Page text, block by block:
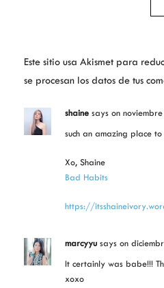
Este sitio usa Akismet para
se procesan los datos de tus
shaine says on
such an amazing place
Xo, Shaine
Bad Habits
https://
marcyyu says on
It certainly was babe!!!
xoxo